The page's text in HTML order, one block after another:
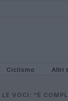
Ciclismo Altri
VOCI: “È